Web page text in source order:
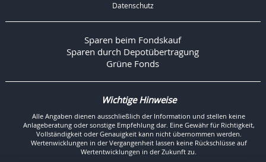
Datenschutz
Sparen beim Fondskauf
Sparen durch Depotübertragung
Grüne Fonds
Wichtige Hinweise
Alle Angaben dienen ausschließlich der Information und stellen keine
Anlageberatung oder sonstige Empfehlung dar. Eine Gewähr für Richtigkeit,
Vollständigkeit oder Genauigkeit kann nicht übernommen werden.
Wertenwicklungen in der Vergangenheit lassen keine Rückschlüsse auf
Wertentwicklungen in der Zukunft zu.